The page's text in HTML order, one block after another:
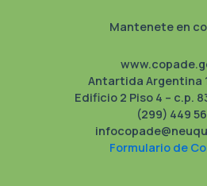
Mantenete en
Antartida Argentina
Edificio 2 Piso 4 – c.p.
(299) 449
Formulario de